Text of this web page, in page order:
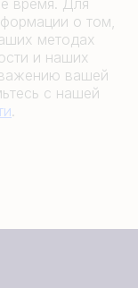
о том,
методах
и наших
вашей
с нашей
.